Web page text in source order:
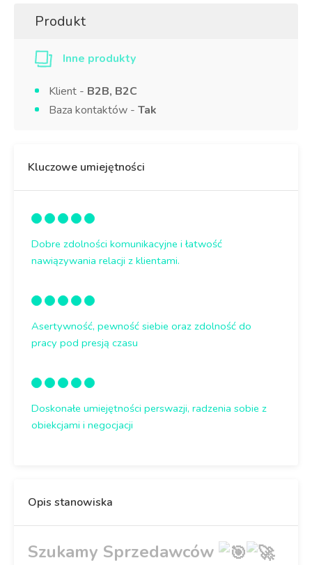
Produkt
Inne produkty
Klient - B2B, B2C
Baza kontaktów - Tak
Kluczowe umiejętności
Dobre zdolności komunikacyjne i łatwość
nawiązywania relacji z klientami.
Asertywność, pewność siebie oraz zdolność do
pracy pod presją czasu
Doskonałe umiejętności perswazji, radzenia sobie z
obiekcjami i negocjacji
Opis stanowiska
Szukamy Sprzedawców